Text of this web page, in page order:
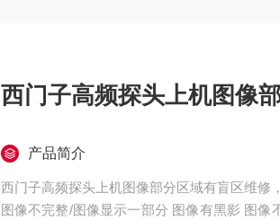
西门子高频探头上机图像
产品简介
西门子高频探头上机图像部分区域有盲区维
图像不完整/图像显示一部分 图像有黑影 图